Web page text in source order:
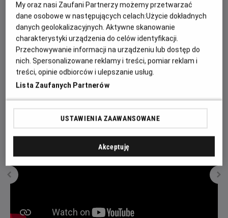
sobie rzeczywistość bez najlepszych przyjaciół? Bez
rogalików Alcesta, okularów Ananiasza, wygłupów Kleofasa
– bez wspólnych psot, zabaw i żartów? To po prostu
niemożliwe. Dlatego, by zapobiec nieszczęściu i wpłynąć
na decyzję rodziców, Mikołajek wraz z ekipą wyrusza na
poszukiwanie zaginionego skarbu. Wierzy, że odnalezione
bogactwo pozwoli mu pozostać w domu i zatrzyma
My oraz nasi Zaufani Partnerzy możemy przetwarzać
dane osobowe w następujących celach:Użycie dokładnych
danych geolokalizacyjnych. Aktywne skanowanie
charakterystyki urządzenia do celów identyfikacji.
Przechowywanie informacji na urządzeniu lub dostęp do
nich. Spersonalizowane reklamy i treści, pomiar reklam i
treści, opinie odbiorców i ulepszanie usług.
Lista Zaufanych Partnerów
USTAWIENIA ZAAWANSOWANE
Akceptuję